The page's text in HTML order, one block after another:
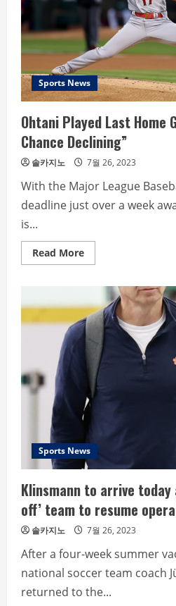
months
rehabilitation
required
Sports News
Ohtani Played Last Home
Chance Declining”
솔카지노 7월 26, 2023
With the Major League
deadline just over a week
is...
Read MoreRead
more
Played
Last
Home
Game
for
LAA
“Trade
Chance
Declining”
Sports News
Klinsmann to arrive
off’ team to resume
솔카지노 7월 26, 2023
After a four-week summer
national soccer team coach
returned to the...